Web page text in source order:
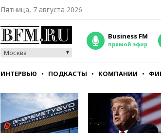
Пятница, 7 августа 2026
Москва
Business FM
прямой эфир
ИНТЕРВЬЮ ПОДКАСТЫ КОМПАНИИ
СТИЛЬ ТЕСТЫ